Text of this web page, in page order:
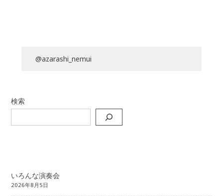
@azarashi_nemui
検索
いろんな演奏会
2026年8月5日